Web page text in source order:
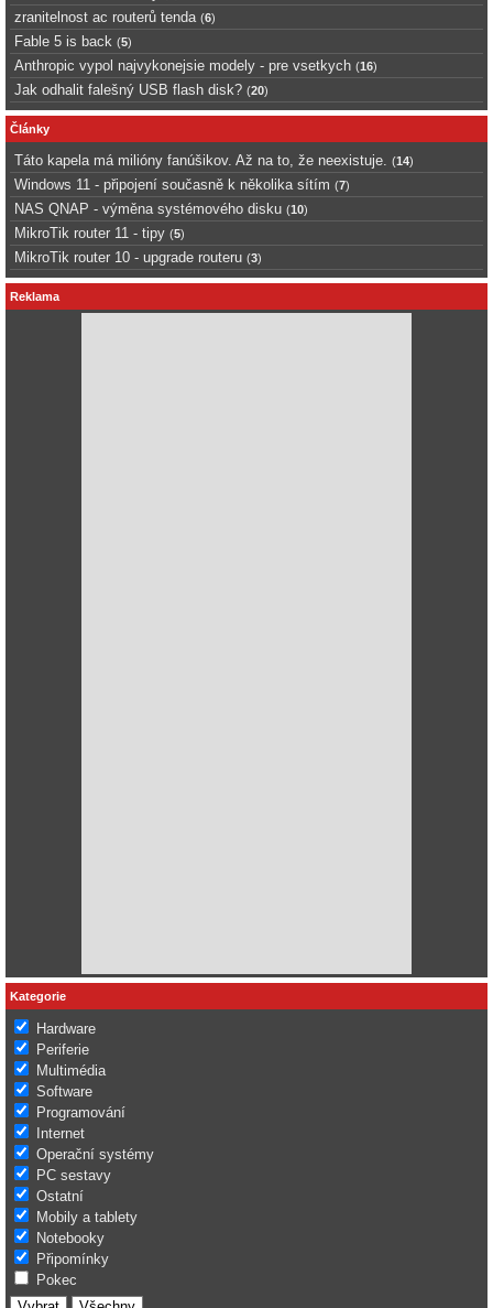
zranitelnost ac routerů tenda (6)
Fable 5 is back (5)
Anthropic vypol najvykonejsie modely - pre vsetkych (16)
Jak odhalit falešný USB flash disk? (20)
Články
Táto kapela má milióny fanúšikov. Až na to, že neexistuje. (14)
Windows 11 - připojení současně k několika sítím (7)
NAS QNAP - výměna systémového disku (10)
MikroTik router 11 - tipy (5)
MikroTik router 10 - upgrade routeru (3)
Reklama
Kategorie
Hardware
Periferie
Multimédia
Software
Programování
Internet
Operační systémy
PC sestavy
Ostatní
Mobily a tablety
Notebooky
Připomínky
Pokec